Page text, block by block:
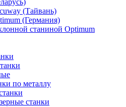
(Тайвань)
(Германия)
станиной Optimum
по металлу
станки